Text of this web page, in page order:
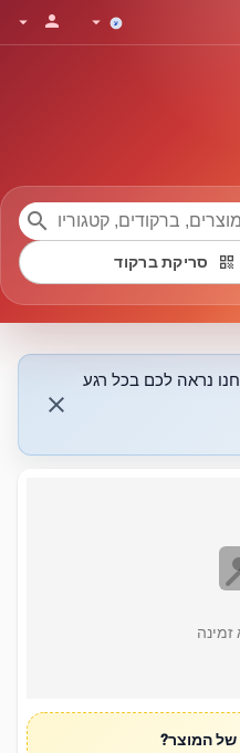
arrow_drop_down
person
arrow_drop_down
search
qr_code סריקת ברקוד
נראה לכם בכל רגע
close
של המוצר?